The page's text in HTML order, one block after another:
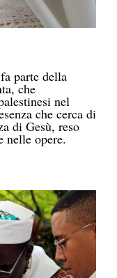
parte della
che
nel
che cerca di
di Gesù, reso
nelle opere.